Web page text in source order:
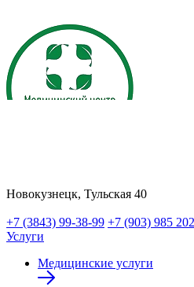
Новокузнецк, Тульская 40
+7 (3843) 99-38-99 +7 (903) 985
Услуги
Медицинские услуги